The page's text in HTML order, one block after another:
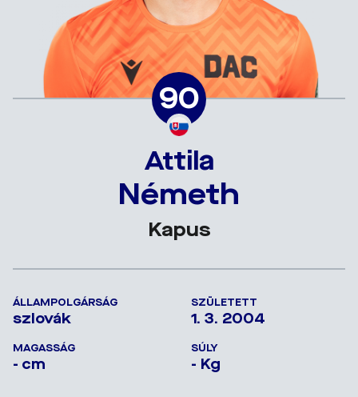
90
Attila
Németh
Kapus
ÁLLAMPOLGÁRSÁG
szlovák
SZÜLETETT
1. 3. 2004
MAGASSÁG
- cm
SÚLY
- Kg